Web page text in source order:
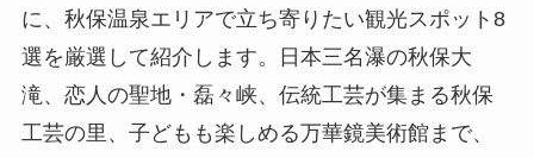
に、秋保温泉エリアで立ち寄りたい観光スポット8
選を厳選して紹介します。日本三名瀑の秋保大
滝、恋人の聖地・磊々峡、伝統工芸が集まる秋保
工芸の里、子どもも楽しめる万華鏡美術館まで、